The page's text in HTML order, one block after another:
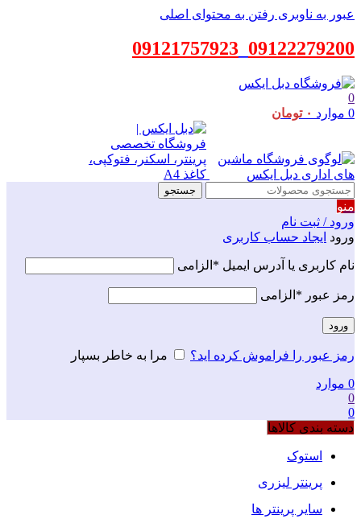
عبور به ناوبری رفتن به محتوای اصلی
09122279200
09121757923
0
0 موارد ۰ تومان
جستجو
منو
ورود / ثبت نام
ورود ایجاد حساب کاربری
نام کاربری یا آدرس ایمیل * الزامی
رمز عبور * الزامی
ورود
رمز عبور را فراموش کرده اید؟ مرا به خاطر بسپار
0 موارد
0
0
دسته بندی کالاها
استوک
پرینتر لیزری
سایر پرینتر ها